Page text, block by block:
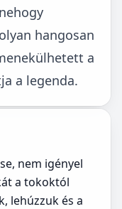
hangosan
a
a legenda.
nem igényel
a tokoktól
lehúzzuk és a